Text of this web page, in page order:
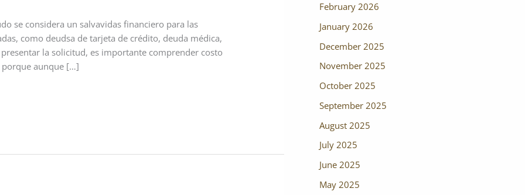
se considera un salvavidas financiero para las
como deudsa de tarjeta de crédito, deuda médica,
la solicitud, es importante comprender costo
porque aunque […]
February 2026
January 2026
December 2025
November 2025
October 2025
September 2025
August 2025
July 2025
June 2025
May 2025